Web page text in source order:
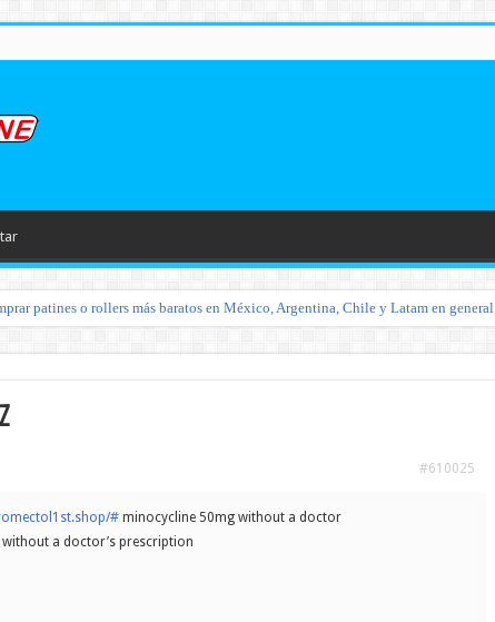
patines o rollers más baratos en México, Argentina, Chile y Latam en general
#610025
#minocycline 50mg without a doctor
a doctor’s prescription